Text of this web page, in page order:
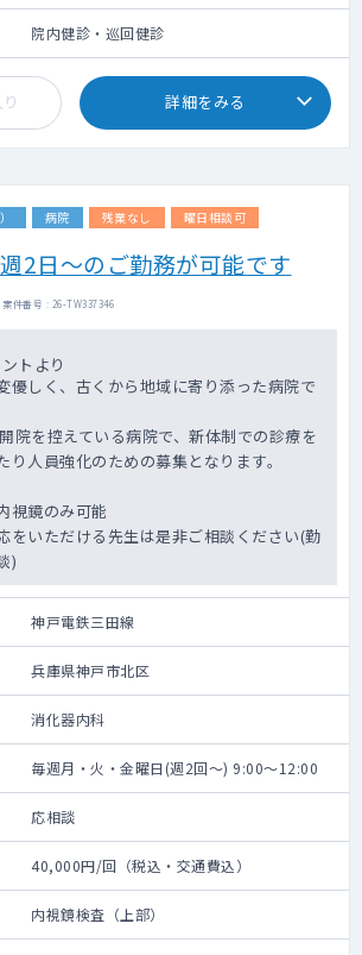
院内健診・巡回健診
詳細をみる
病院 残業なし 曜日相談可
2日～のご勤務が可能です
件番号 : 26-TW337346
トより
優しく、古くから地域に寄り添った病院で
院を控えている病院で、新体制での診療を
り人員強化のための募集となります。
視鏡のみ可能
をいただける先生は是非ご相談ください(勤
)
神戸電鉄三田線
兵庫県神戸市北区
消化器内科
毎週月・火・金曜日(週2回～) 9:00～12:00
応相談
40,000円/回（税込・交通費込）
内視鏡検査（上部）